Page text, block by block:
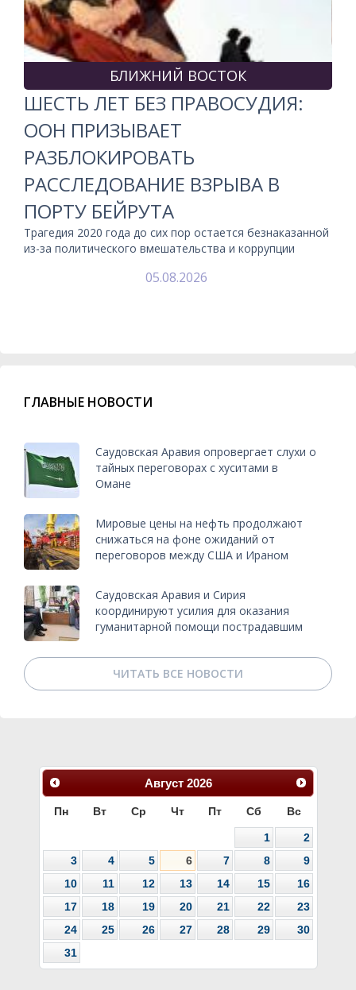
БЛИЖНИЙ ВОСТОК
ШЕСТЬ ЛЕТ БЕЗ ПРАВОСУДИЯ:
ООН ПРИЗЫВАЕТ
РАЗБЛОКИРОВАТЬ
РАССЛЕДОВАНИЕ ВЗРЫВА В
ПОРТУ БЕЙРУТА
Трагедия 2020 года до сих пор остается безнаказанной
из-за политического вмешательства и коррупции
05.08.2026
ГЛАВНЫЕ НОВОСТИ
Саудовская Аравия опровергает слухи о
тайных переговорах с хуситами в
Омане
Мировые цены на нефть продолжают
снижаться на фоне ожиданий от
переговоров между США и Ираном
Саудовская Аравия и Сирия
координируют усилия для оказания
гуманитарной помощи пострадавшим
ЧИТАТЬ ВСЕ НОВОСТИ
Август 2026
Пн Вт Ср Чт Пт Сб Вс
1
2
3
4 5 6 7 8
9
10
11 12 13 14 15
16
17
18 19 20 21 22
23
24
25 26 27 28 29
30
31